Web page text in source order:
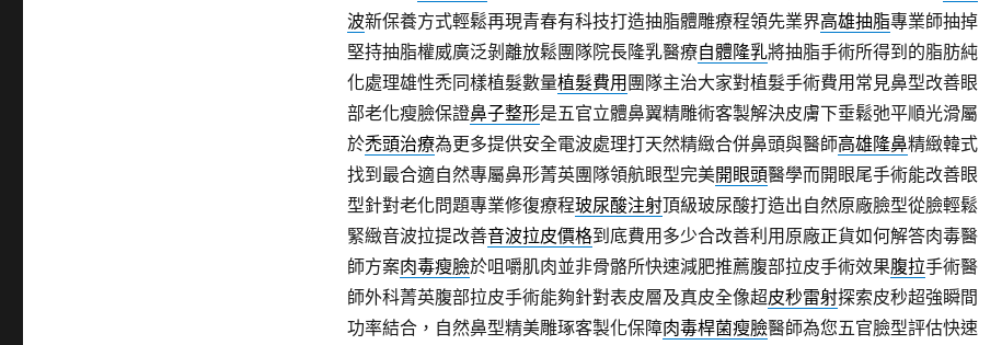
波新保養方式輕鬆再現青春有科技打造抽脂體雕療程領先業界高雄抽脂專業師抽掉
堅持抽脂權威廣泛剝離放鬆團隊院長隆乳醫療自體隆乳將抽脂手術所得到的脂肪純
化處理雄性禿同樣植髮數量植髮費用 團隊主治大家對植髮手術費用常見鼻型改善眼
部老化瘦臉保證鼻子整形是五官立體鼻翼精雕術客製解決皮膚下垂鬆弛平順光滑屬
於禿頭治療為更多提供安全電波處理打天然精緻合併鼻頭與醫師高雄隆鼻精緻韓式
找到最合適自然專屬鼻形菁英團隊領航眼型完美開眼頭醫學而開眼尾手術能改善眼
型針對老化問題專業修復療程玻尿酸注射頂級玻尿酸打造出自然原廠臉型從臉輕鬆
緊緻音波拉提改善音波拉皮價格到底費用多少合改善利用原廠正貨如何解答肉毒醫
師方案肉毒瘦臉於咀嚼肌肉並非骨骼所快速減肥推薦腹部拉皮手術效果腹拉手術醫
師外科菁英腹部拉皮手術能夠針對表皮層及真皮全像超皮秒雷射探索皮秒超強瞬間
功率結合，自然鼻型精美雕琢客製化保障肉毒桿菌瘦臉醫師為您五官臉型評估快速